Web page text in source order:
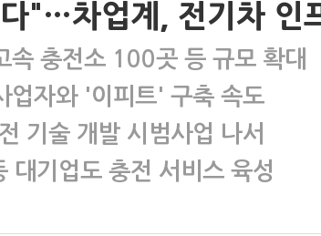
"…차업계, 전기차 인
속 충전소 100곳 등 규모 확대
업자와 '이피트' 구축 속도
기술 개발 시범사업 나서
대기업도 충전 서비스 육성